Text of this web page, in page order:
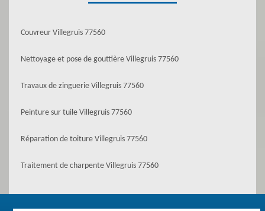
Couvreur Villegruis 77560
Nettoyage et pose de gouttière Villegruis 77560
Travaux de zinguerie Villegruis 77560
Peinture sur tuile Villegruis 77560
Réparation de toiture Villegruis 77560
Traitement de charpente Villegruis 77560